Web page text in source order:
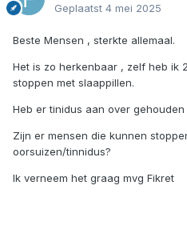
Geplaatst 4 mei 2025
Beste Mensen , sterkte allemaal.
Het is zo herkenbaar , zelf heb ik
stoppen met slaappillen.
Heb er tinidus aan over
Zijn er mensen die kunnen
oorsuizen/tinnidus?
Ik verneem het graag mvg Fikret